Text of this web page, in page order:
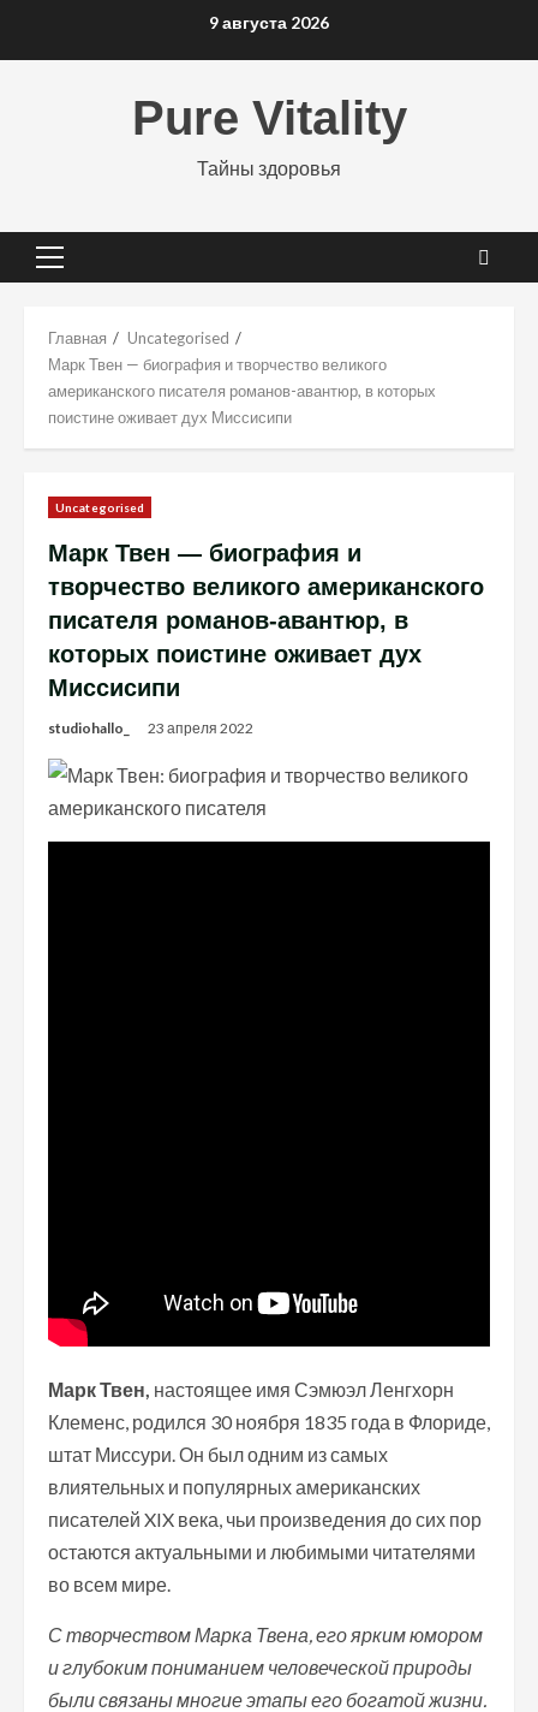
9 августа 2026
Pure Vitality
Тайны здоровья
Основное
Главная
Uncategorised
Марк Твен — биография и творчество великого
американского писателя романов-авантюр, в которых
поистине оживает дух Миссисипи
Uncategorised
Марк Твен — биография и
творчество великого американского
писателя романов-авантюр, в
которых поистине оживает дух
Миссисипи
studiohallo_ 23 апреля 2022
Марк Твен, настоящее имя Сэмюэл Ленгхорн
Клеменс, родился 30 ноября 1835 года в Флориде,
штат Миссури. Он был одним из самых
влиятельных и популярных американских
писателей XIX века, чьи произведения до сих пор
остаются актуальными и любимыми читателями
во всем мире.
С творчеством Марка Твена, его ярким юмором
и глубоким пониманием человеческой природы
были связаны многие этапы его богатой жизни.